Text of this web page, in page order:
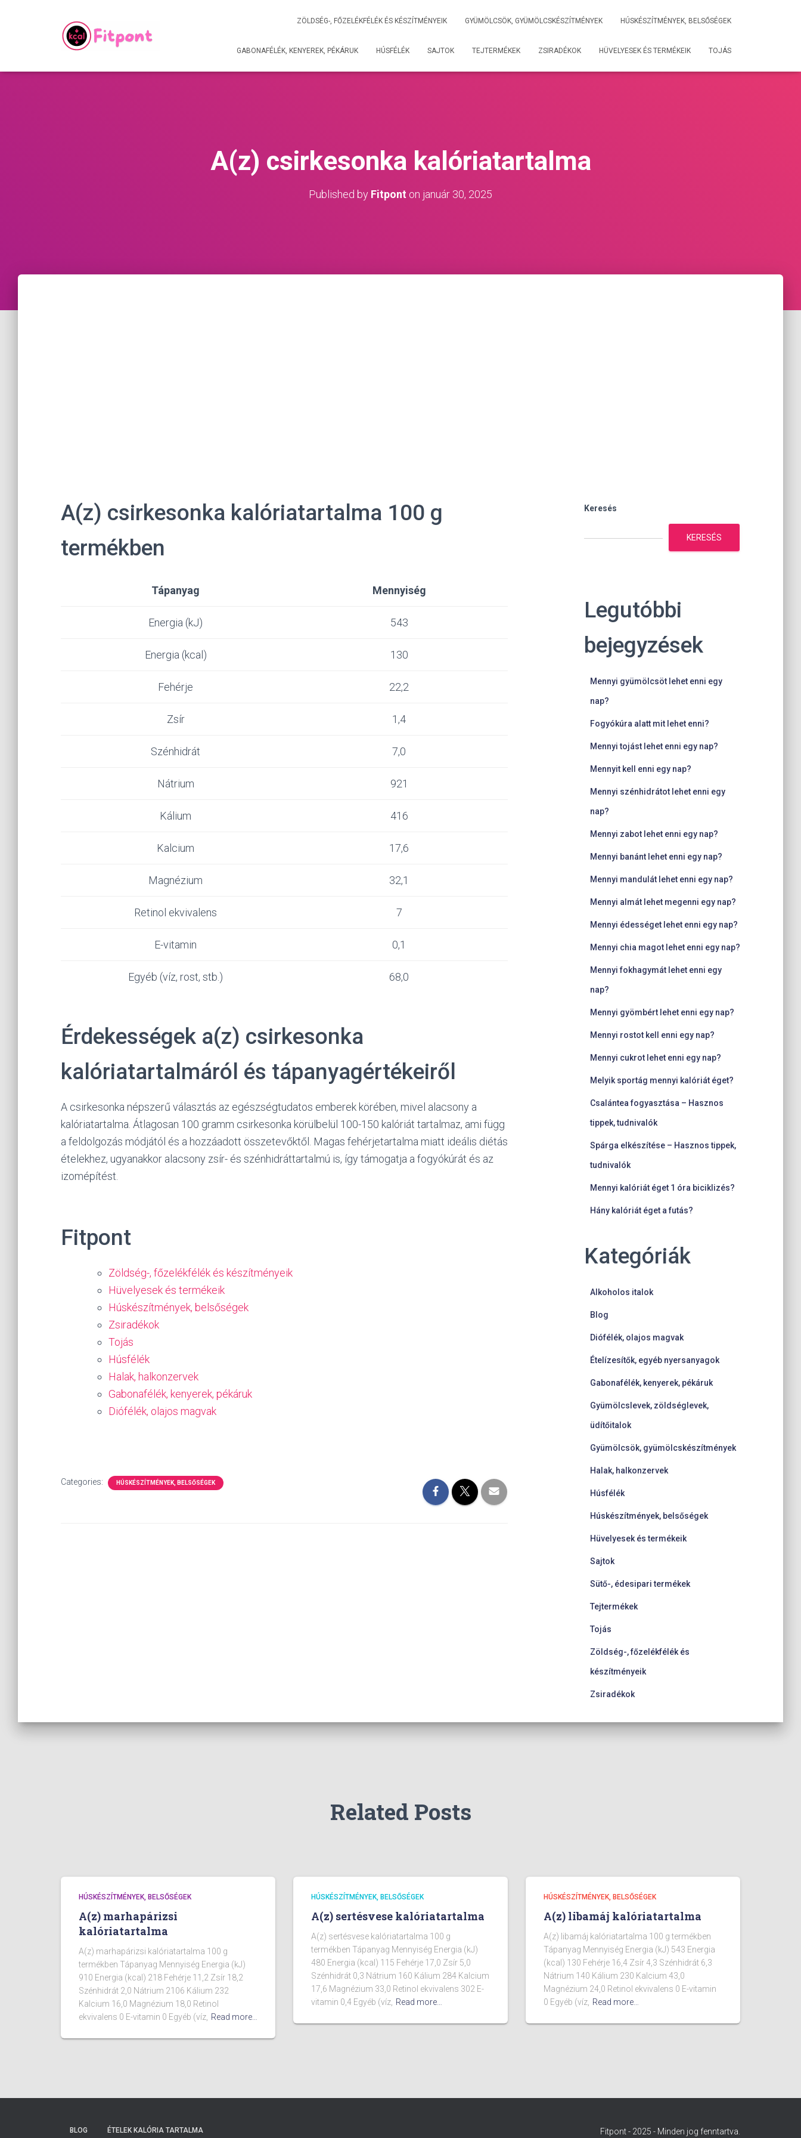
ZÖLDSÉG-, FŐZELÉKFÉLÉK ÉS KÉSZÍTMÉNYEIK GYÜMÖLCSÖK, GYÜMÖLCSKÉSZÍTMÉNYEK HÚSKÉSZÍTMÉNYEK, BELSŐSÉGEK
GABONAFÉLÉK, KENYEREK, PÉKÁRUK HÚSFÉLÉK SAJTOK TEJTERMÉKEK ZSIRADÉKOK HÜVELYESEK ÉS TERMÉKEIK TOJÁS
A(z) csirkesonka kalóriatartalma
Published by Fitpont on január 30, 2025
A(z) csirkesonka kalóriatartalma 100 g
termékben
Tápanyag Mennyiség
Energia (kJ) 543
Energia (kcal) 130
Fehérje 22,2
Zsír 1,4
Szénhidrát 7,0
Nátrium 921
Kálium 416
Kalcium 17,6
Magnézium 32,1
Retinol ekvivalens 7
E-vitamin 0,1
Egyéb (víz, rost, stb.) 68,0
Érdekességek a(z) csirkesonka
kalóriatartalmáról és tápanyagértékeiről
A csirkesonka népszerű választás az egészségtudatos emberek körében, mivel alacsony a
kalóriatartalma. Átlagosan 100 gramm csirkesonka körülbelül 100-150 kalóriát tartalmaz, ami függ
a feldolgozás módjától és a hozzáadott összetevőktől. Magas fehérjetartalma miatt ideális diétás
ételekhez, ugyanakkor alacsony zsír- és szénhidráttartalmú is, így támogatja a fogyókúrát és az
izomépítést.
Fitpont
Zöldség-, főzelékfélék és készítményeik
Hüvelyesek és termékeik
Húskészítmények, belsőségek
Zsiradékok
Tojás
Húsfélék
Halak, halkonzervek
Gabonafélék, kenyerek, pékáruk
Diófélék, olajos magvak
Categories: HÚSKÉSZÍTMÉNYEK, BELSŐSÉGEK
Keresés
KERESÉS
Legutóbbi
bejegyzések
Mennyi gyümölcsöt lehet enni egy
nap?
Fogyókúra alatt mit lehet enni?
Mennyi tojást lehet enni egy nap?
Mennyit kell enni egy nap?
Mennyi szénhidrátot lehet enni egy
nap?
Mennyi zabot lehet enni egy nap?
Mennyi banánt lehet enni egy nap?
Mennyi mandulát lehet enni egy nap?
Mennyi almát lehet megenni egy nap?
Mennyi édességet lehet enni egy nap?
Mennyi chia magot lehet enni egy nap?
Mennyi fokhagymát lehet enni egy
nap?
Mennyi gyömbért lehet enni egy nap?
Mennyi rostot kell enni egy nap?
Mennyi cukrot lehet enni egy nap?
Melyik sportág mennyi kalóriát éget?
Csalántea fogyasztása – Hasznos
tippek, tudnivalók
Spárga elkészítése – Hasznos tippek,
tudnivalók
Mennyi kalóriát éget 1 óra biciklizés?
Hány kalóriát éget a futás?
Kategóriák
Alkoholos italok
Blog
Diófélék, olajos magvak
Ételízesítők, egyéb nyersanyagok
Gabonafélék, kenyerek, pékáruk
Gyümölcslevek, zöldséglevek,
üdítőitalok
Gyümölcsök, gyümölcskészítmények
Halak, halkonzervek
Húsfélék
Húskészítmények, belsőségek
Hüvelyesek és termékeik
Sajtok
Sütő-, édesipari termékek
Tejtermékek
Tojás
Zöldség-, főzelékfélék és
készítményeik
Zsiradékok
Related Posts
HÚSKÉSZÍTMÉNYEK, BELSŐSÉGEK
A(z) marhapárizsi
kalóriatartalma
A(z) marhapárizsi kalóriatartalma 100 g
termékben Tápanyag Mennyiség Energia (kJ)
910 Energia (kcal) 218 Fehérje 11,2 Zsír 18,2
Szénhidrát 2,0 Nátrium 2106 Kálium 232
Kalcium 16,0 Magnézium 18,0 Retinol
ekvivalens 0 E-vitamin 0 Egyéb (víz, Read more…
HÚSKÉSZÍTMÉNYEK, BELSŐSÉGEK
A(z) sertésvese kalóriatartalma
A(z) sertésvese kalóriatartalma 100 g
termékben Tápanyag Mennyiség Energia (kJ)
480 Energia (kcal) 115 Fehérje 17,0 Zsír 5,0
Szénhidrát 0,3 Nátrium 160 Kálium 284 Kalcium
17,6 Magnézium 33,0 Retinol ekvivalens 302 E-
vitamin 0,4 Egyéb (víz, Read more…
HÚSKÉSZÍTMÉNYEK, BELSŐSÉGEK
A(z) libamáj kalóriatartalma
A(z) libamáj kalóriatartalma 100 g termékben
Tápanyag Mennyiség Energia (kJ) 543 Energia
(kcal) 130 Fehérje 16,4 Zsír 4,3 Szénhidrát 6,3
Nátrium 140 Kálium 230 Kalcium 43,0
Magnézium 24,0 Retinol ekvivalens 0 E-vitamin
0 Egyéb (víz, Read more…
BLOG ÉTELEK KALÓRIA TARTALMA Fitpont - 2025 - Minden jog fenntartva.